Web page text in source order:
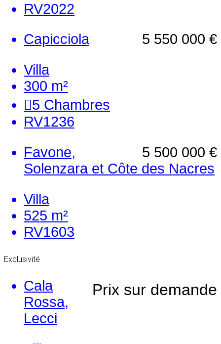
RV2022
5 550 000 €
Capicciola
Villa
300 m²
5 Chambres
RV1236
5 500 000 €
Favone,
Solenzara et Côte des Nacres
Villa
525 m²
RV1603
Exclusivité
Prix sur demande
Cala
Rossa,
Lecci